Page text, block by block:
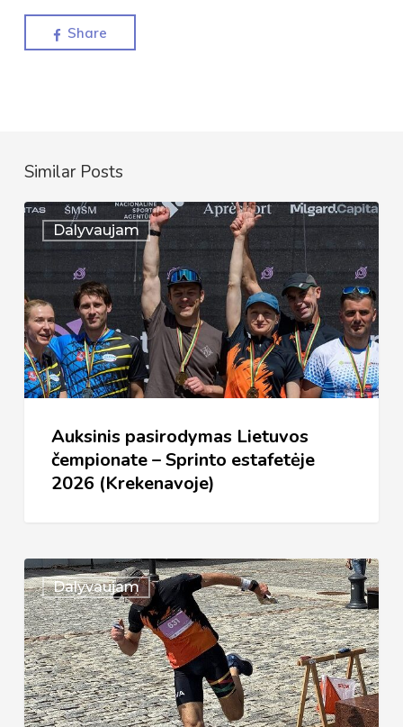
Share
Similar Posts
Dalyvaujam
Auksinis
pasirodymas
Lietuvos
čempionate
–
Sprinto
estafetėje
(Krekenavoje)
Auksinis pasirodymas Lietuvos
čempionate – Sprinto estafetėje
2026 (Krekenavoje)
Dalyvaujam
Lietuvos
čempionatas
–
Sprintas
2026
(Kėdainiai)